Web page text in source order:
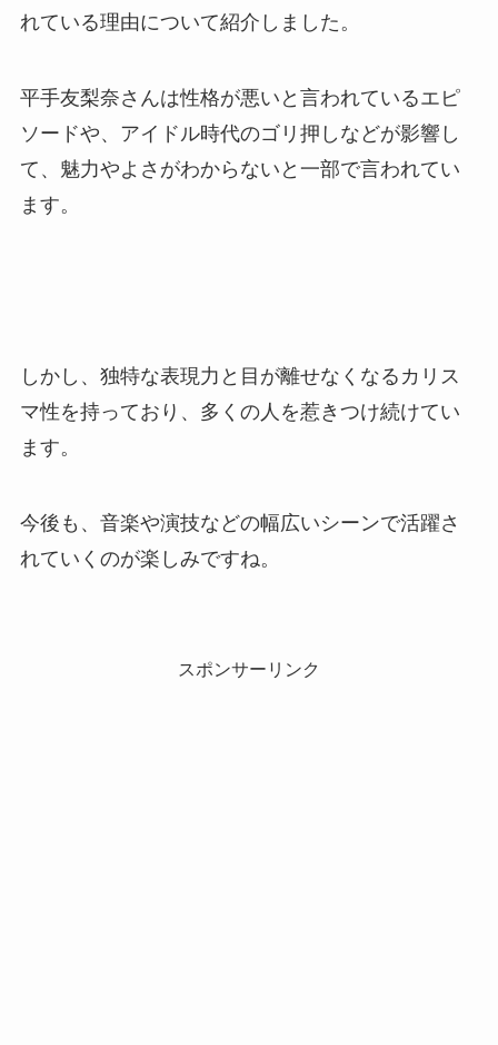
れている理由について紹介しました。
平手友梨奈さんは性格が悪いと言われているエピ
ソードや、アイドル時代のゴリ押しなどが影響し
て、魅力やよさがわからないと一部で言われてい
ます。
しかし、独特な表現力と目が離せなくなるカリス
マ性を持っており、多くの人を惹きつけ続けてい
ます。
今後も、音楽や演技などの幅広いシーンで活躍さ
れていくのが楽しみですね。
スポンサーリンク